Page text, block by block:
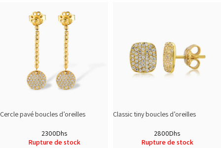
Cercle pavé boucles d’oreilles
2300Dhs
Rupture de stock
Classic tiny boucles d’oreilles
2800Dhs
Rupture de stock